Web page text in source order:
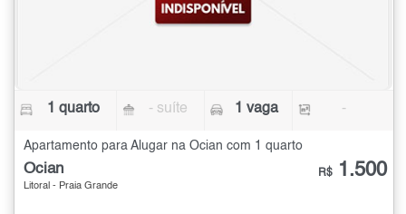
1 quarto - suíte 1 vaga -
Apartamento para Alugar na Ocian com 1 quarto
Ocian
Litoral - Praia Grande
R$ 1.500